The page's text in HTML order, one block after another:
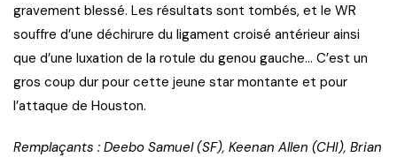
gravement blessé. Les résultats sont tombés, et le WR
souffre d’une déchirure du ligament croisé antérieur ainsi
que d’une luxation de la rotule du genou gauche… C’est un
gros coup dur pour cette jeune star montante et pour
l’attaque de Houston.
Remplaçants : Deebo Samuel (SF), Keenan Allen (CHI), Brian